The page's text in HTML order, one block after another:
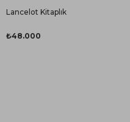
Lancelot Kitaplık
₺48.000